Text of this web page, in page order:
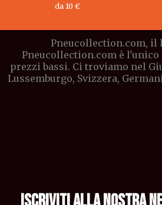
da 10 €
Pneucollection.com, il
Pneucollection.com è
prezzi bassi. Ci troviamo nel
Lussemburgo, Svizzera,